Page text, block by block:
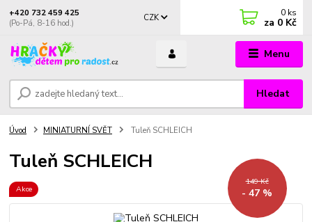
Menu
CZK
Hledat
+420 732 459 425
(Po-Pá, 8-16 hod.)
0 ks
za 0 Kč
Úvod MINIATURNÍ SVĚT Tuleň SCHLEICH
Tuleň SCHLEICH
Akce
149 Kč
- 47 %